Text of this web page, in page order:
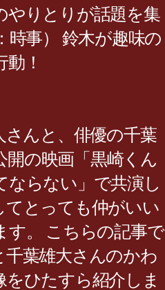
やりとりが話題を集
時事） 鈴木が趣味の
！
さんと、俳優の千葉
開の映画「黒崎くん
ならない」で共演し
てとっても仲がいい
す。 こちらの記事で
葉雄大さんのかわ
ひたすら紹介しま